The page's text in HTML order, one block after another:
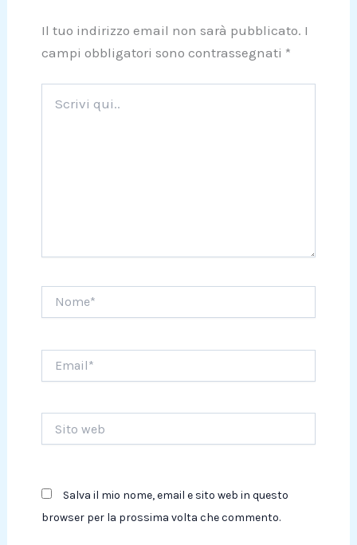
Il tuo indirizzo email non sarà pubblicato. I
campi obbligatori sono contrassegnati *
qui..
web
Salva il mio nome, email e sito web in questo
browser per la prossima volta che commento.